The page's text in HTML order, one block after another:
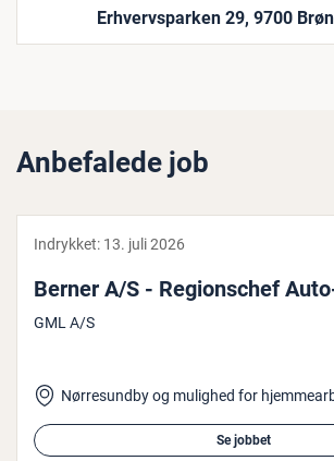
Erhvervsparken 29, 9700
Anbefalede job
Indrykket: 13. juli 2026
Berner A/S - Re­gions­chef
GML A/S
Nørresundby og mulighed for
Se jobbet